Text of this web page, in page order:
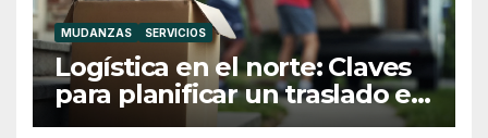
MUDANZAS SERVICIOS
Logística en el norte: Claves
para planificar un traslado en
Galicia